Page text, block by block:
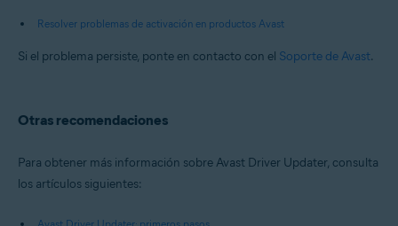
Resolver problemas de activación en productos Avast
Si el problema persiste, ponte en contacto con el Soporte de Avast.
Otras recomendaciones
Para obtener más información sobre Avast Driver Updater, consulta
los artículos siguientes: